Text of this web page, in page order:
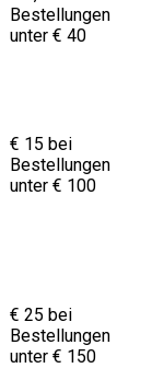
Bestellungen
unter € 40
€ 15 bei
Bestellungen
unter € 100
€ 25 bei
Bestellungen
unter € 150